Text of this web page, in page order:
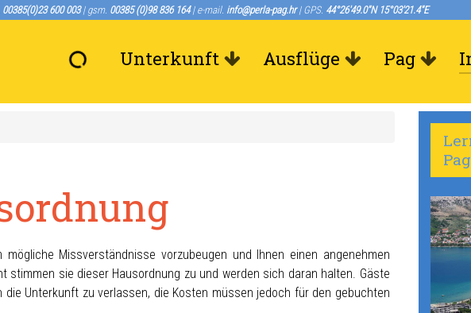
00385(0)23 600 003| gsm. 00385 (0)98 836 164| e-mail. info@perla-pag.hr| GPS. 44°26'49.0"N 15°03'21.4"E
Unterkunft Ausflüge Pag
Missverständnisse vorzubeugen und Ihnen einen angenehmen
stimmen sie dieser Hausordnung zu und werden sich daran halten. Gäste
Unterkunft zu verlassen, die Kosten müssen jedoch für den gebuchten